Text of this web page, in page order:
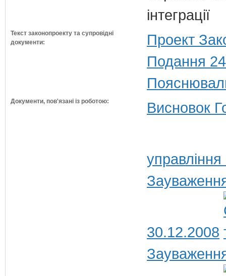
інтеграції
Текст законопроекту та супровідні
документи:
Проект
Подання
Документи, пов'язані із роботою: Висновок
30.12.2008